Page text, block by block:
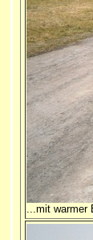
...mit warmer